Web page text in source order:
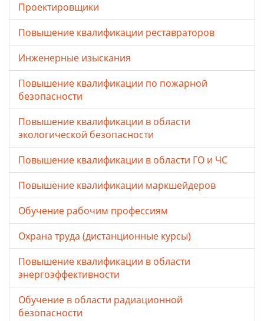
Проектировщики
Повышение квалификации реставраторов
Инженерные изыскания
Повышение квалификации по пожарной
безопасности
Повышение квалификации в области
экологической безопасности
Повышение квалификации в области ГО и ЧС
Повышение квалификации маркшейдеров
Обучение рабочим профессиям
Охрана труда (дистанционные курсы)
Повышение квалификации в области
энергоэффективности
Обучение в области радиационной
безопасности